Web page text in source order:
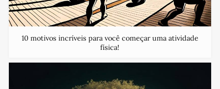
10 motivos incríveis para você começar uma atividade
física!